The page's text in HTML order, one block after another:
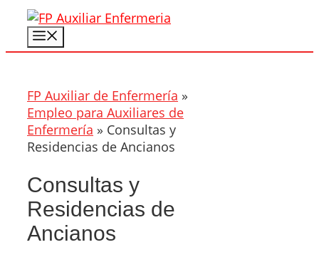
Saltar
contenido
FP Auxiliar de Enfermería »
Empleo para Auxiliares de
Enfermería » Consultas y
Residencias de Ancianos
Consultas y
Residencias de
Ancianos